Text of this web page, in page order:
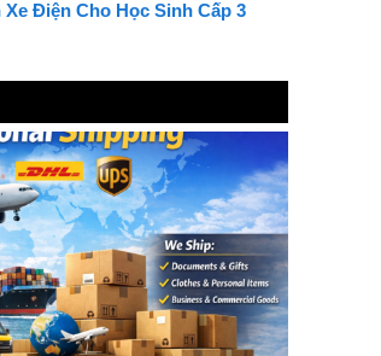
Xe Điện Cho Học Sinh Cấp 3